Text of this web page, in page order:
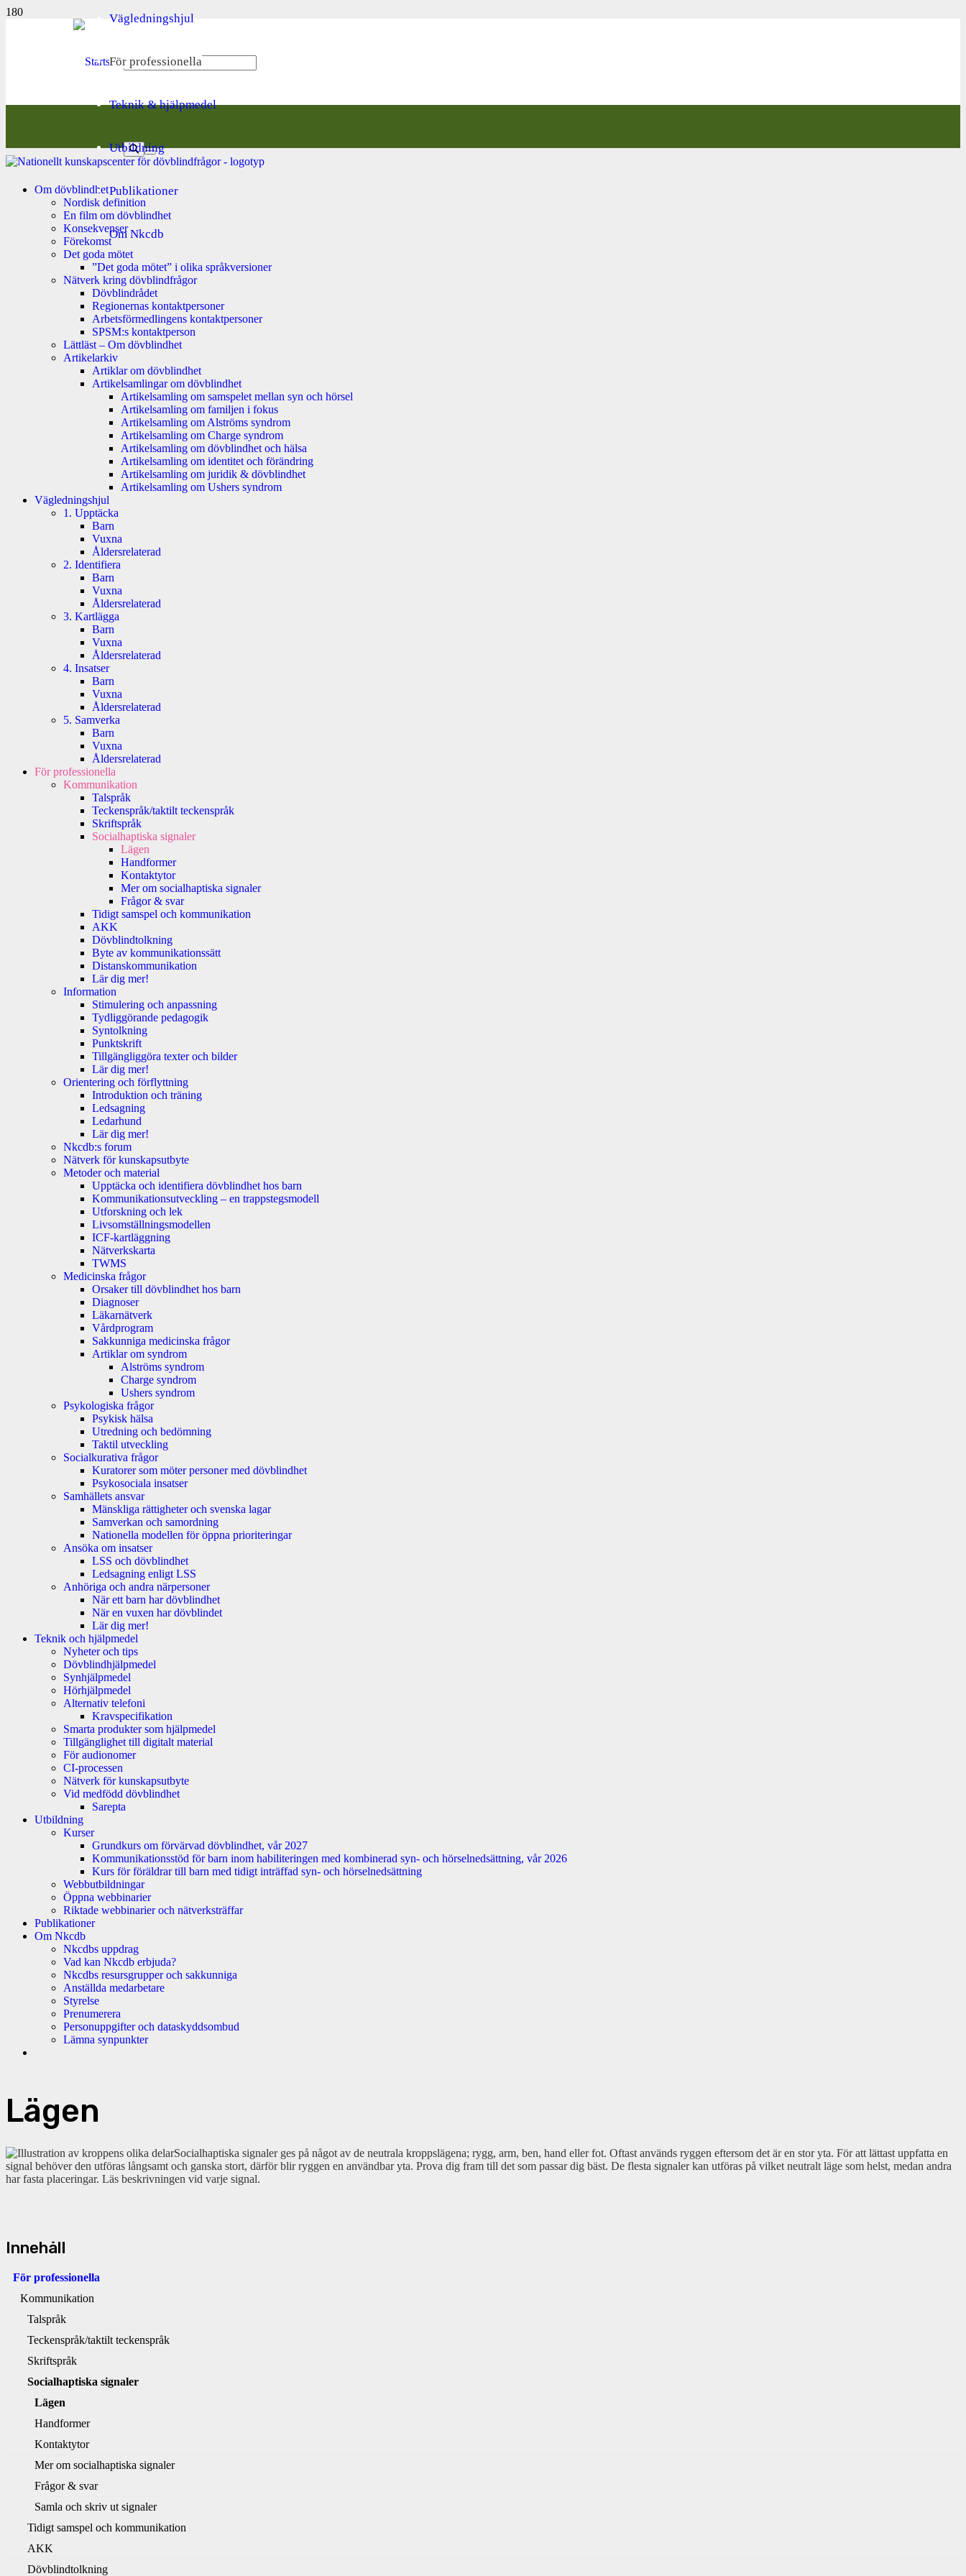
Vägledningshjul
För professionella
Teknik & hjälpmedel
Utbildning
Publikationer
Om Nkcdb
Om dövblindhet
Nordisk definition
En film om dövblindhet
Konsekvenser
Förekomst
Det goda mötet
”Det goda mötet” i olika språkversioner
Nätverk kring dövblindfrågor
Dövblindrådet
Regionernas kontaktpersoner
Arbetsförmedlingens kontaktpersoner
SPSM:s kontaktperson
Lättläst – Om dövblindhet
Artikelarkiv
Artiklar om dövblindhet
Artikelsamlingar om dövblindhet
Artikelsamling om samspelet mellan syn och hörsel
Artikelsamling om familjen i fokus
Artikelsamling om Alströms syndrom
Artikelsamling om Charge syndrom
Artikelsamling om dövblindhet och hälsa
Artikelsamling om identitet och förändring
Artikelsamling om juridik & dövblindhet
Artikelsamling om Ushers syndrom
Vägledningshjul
1. Upptäcka
Barn
Vuxna
Åldersrelaterad
2. Identifiera
Barn
Vuxna
Åldersrelaterad
3. Kartlägga
Barn
Vuxna
Åldersrelaterad
4. Insatser
Barn
Vuxna
Åldersrelaterad
5. Samverka
Barn
Vuxna
Åldersrelaterad
För professionella
Kommunikation
Talspråk
Teckenspråk/taktilt teckenspråk
Skriftspråk
Socialhaptiska signaler
Lägen
Handformer
Kontaktytor
Mer om socialhaptiska signaler
Frågor & svar
Tidigt samspel och kommunikation
AKK
Dövblindtolkning
Byte av kommunikationssätt
Distanskommunikation
Lär dig mer!
Information
Stimulering och anpassning
Tydliggörande pedagogik
Syntolkning
Punktskrift
Tillgängliggöra texter och bilder
Lär dig mer!
Orientering och förflyttning
Introduktion och träning
Ledsagning
Ledarhund
Lär dig mer!
Nkcdb:s forum
Nätverk för kunskapsutbyte
Metoder och material
Upptäcka och identifiera dövblindhet hos barn
Kommunikationsutveckling – en trappstegsmodell
Utforskning och lek
Livsomställningsmodellen
ICF-kartläggning
Nätverkskarta
TWMS
Medicinska frågor
Orsaker till dövblindhet hos barn
Diagnoser
Läkarnätverk
Vårdprogram
Sakkunniga medicinska frågor
Artiklar om syndrom
Alströms syndrom
Charge syndrom
Ushers syndrom
Psykologiska frågor
Psykisk hälsa
Utredning och bedömning
Taktil utveckling
Socialkurativa frågor
Kuratorer som möter personer med dövblindhet
Psykosociala insatser
Samhällets ansvar
Mänskliga rättigheter och svenska lagar
Samverkan och samordning
Nationella modellen för öppna prioriteringar
Ansöka om insatser
LSS och dövblindhet
Ledsagning enligt LSS
Anhöriga och andra närpersoner
När ett barn har dövblindhet
När en vuxen har dövblindet
Lär dig mer!
Teknik och hjälpmedel
Nyheter och tips
Dövblindhjälpmedel
Synhjälpmedel
Hörhjälpmedel
Alternativ telefoni
Kravspecifikation
Smarta produkter som hjälpmedel
Tillgänglighet till digitalt material
För audionomer
CI-processen
Nätverk för kunskapsutbyte
Vid medfödd dövblindhet
Sarepta
Utbildning
Kurser
Grundkurs om förvärvad dövblindhet, vår 2027
Kommunikationsstöd för barn inom habiliteringen med kombinerad syn- och hörselnedsättning, vår 2026
Kurs för föräldrar till barn med tidigt inträffad syn- och hörselnedsättning
Webbutbildningar
Öppna webbinarier
Riktade webbinarier och nätverksträffar
Publikationer
Om Nkcdb
Nkcdbs uppdrag
Vad kan Nkcdb erbjuda?
Nkcdbs resursgrupper och sakkunniga
Anställda medarbetare
Styrelse
Prenumerera
Personuppgifter och dataskyddsombud
Lämna synpunkter
Lägen
Socialhaptiska signaler ges på något av de neutrala kroppslägena; rygg, arm, ben, hand eller fot. Oftast används ryggen eftersom det är en stor yta. För att lättast uppfatta en
signal behöver den utföras långsamt och ganska stort, därför blir ryggen en användbar yta. Prova dig fram till det som passar dig bäst. De flesta signaler kan utföras på vilket neutralt läge som helst, medan andra
har fasta placeringar. Läs beskrivningen vid varje signal.
Innehåll
För professionella
Kommunikation
Talspråk
Teckenspråk/taktilt teckenspråk
Skriftspråk
Socialhaptiska signaler
Lägen
Handformer
Kontaktytor
Mer om socialhaptiska signaler
Frågor & svar
Samla och skriv ut signaler
Tidigt samspel och kommunikation
AKK
Dövblindtolkning